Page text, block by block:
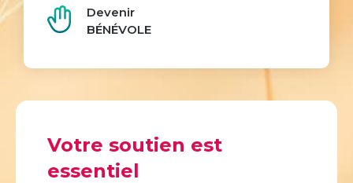
Devenir
BÉNÉVOLE
Votre soutien est
essentiel